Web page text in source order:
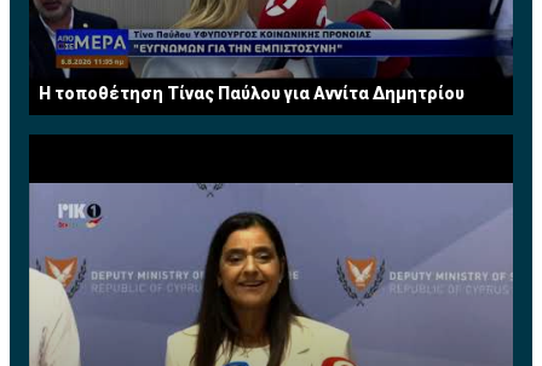
H τοποθέτηση Τίνας Παύλου για Αννίτα Δημητρίου